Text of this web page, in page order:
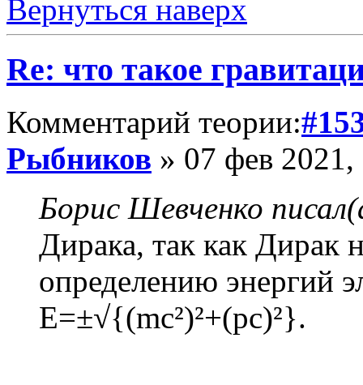
Вернуться наверх
Re: что такое
Комментарий теории:
Рыбников » 07 фев
Борис Шевченко
Дирака, так как Дирак
определению энергий
E=±√{(mc²)²+(pc)²}.